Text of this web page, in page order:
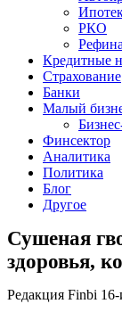
РКО
Кредитные
Страхование
Банки
Малый
Финсектор
Аналитика
Политика
Блог
Другое
Сушеная
здоровья,
Редакция Finbi